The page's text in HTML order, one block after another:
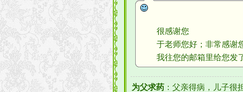
很感谢您
于老师您好；非常感谢您
我往您的邮箱里给您发
为父求药 ：父亲得病，儿子很